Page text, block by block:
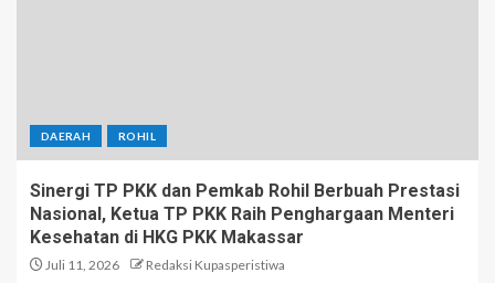
DAERAH ROHIL
Sinergi TP PKK dan Pemkab Rohil Berbuah Prestasi
Nasional, Ketua TP PKK Raih Penghargaan Menteri
Kesehatan di HKG PKK Makassar
Juli 11, 2026 Redaksi Kupasperistiwa